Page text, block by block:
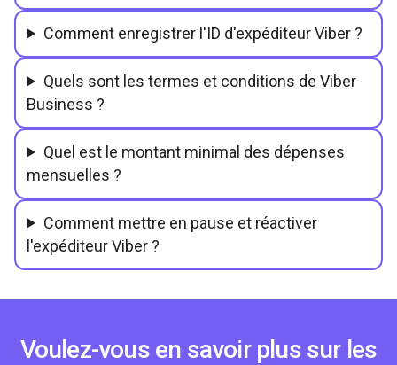
Comment enregistrer l'ID d'expéditeur Viber ?
Quels sont les termes et conditions de Viber
Business ?
Quel est le montant minimal des dépenses
mensuelles ?
Comment mettre en pause et réactiver
l'expéditeur Viber ?
Voulez-vous en savoir plus sur les